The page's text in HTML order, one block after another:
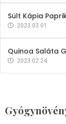
Sült Kápia
2023.03.01.
Quinoa Saláta
2023.02.24.
Gyógynövények
Mindent a
2023.12.21.